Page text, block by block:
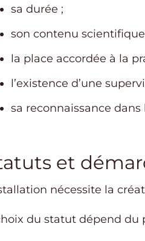
sa durée ;
son contenu
la place accordée à la
l’existence d’une
sa reconnaissance
et
nécessite la
du statut dépend du